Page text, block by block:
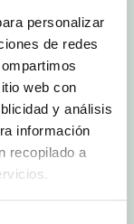
personalizar
de redes
web con
y análisis
información
recopilado a
en curso.
ya 68
zonas de
y se
importantes
de
Segovia, es
de
de 5ª